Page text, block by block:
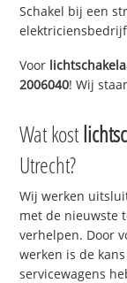
Schakel bij een
Voor
2006040! Wij
Wat kost
Utrecht?
Wij werken
met de nieuwste
verhelpen. Door
werken is de
servicewagens